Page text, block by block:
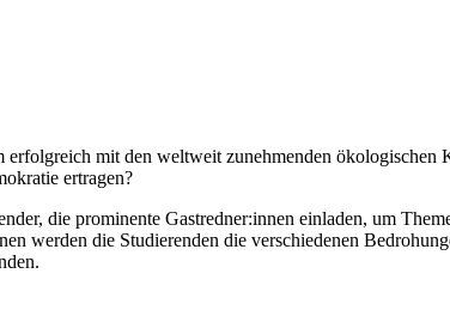
mit den weltweit zunehmenden ökologischen
ertragen?
die prominente Gastredner:innen einladen, um
werden die Studierenden die verschiedenen